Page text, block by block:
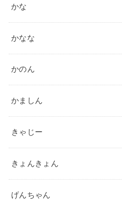
かな
かなな
かのん
かましん
きゃじー
きょんきょん
げんちゃん